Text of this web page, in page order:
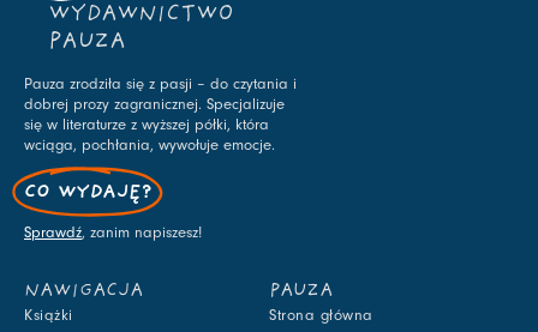
WYDAWNICTWO
PAUZA
Pauza zrodziła się z pasji – do czytania i
dobrej prozy zagranicznej. Specjalizuje
się w literaturze z wyższej półki, która
wciąga, pochłania, wywołuje emocje.
CO WYDAJĘ?
Sprawdź, zanim napiszesz!
NAWIGACJA
Książki
PAUZA
Strona główna